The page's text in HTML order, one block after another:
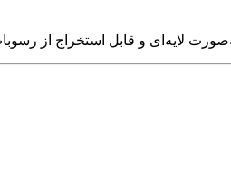
لایه‌ای و قابل استخراج از